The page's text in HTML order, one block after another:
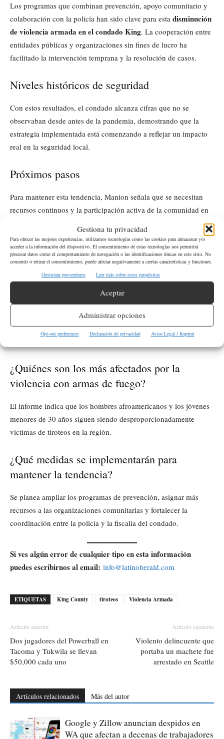
Gestiona tu privacidad
Para ofrecer las mejores experiencias, utilizamos tecnologías como las cookies para almacenar y/o
acceder a la información del dispositivo. El consentimiento de estas tecnologías nos permitirá
procesar datos como el comportamiento de navegación o las identificaciones únicas en este sitio. No
consentir o retirar el consentimiento, puede afectar negativamente a ciertas características y funciones.
Gestionar proveedores
Leer más sobre estos propósitos
Aceptar
Administrar opciones
Opt-out preferences Declaración de privacidad Aviso Legal / Imprint
Los programas que combinan prevención, apoyo comunitario y
colaboración con la policía han sido clave para esta disminución
de violencia armada en el condado King. La cooperación entre
entidades públicas y organizaciones sin fines de lucro ha
facilitado la intervención temprana y la resolución de casos.
Niveles históricos de seguridad
Con estos resultados, el condado alcanza cifras que no se
observaban desde antes de la pandemia, demostrando que la
estrategia implementada está comenzando a reflejar un impacto
real en la seguridad local.
Próximos pasos
Para mantener esta tendencia, Manion señala que se necesitan
recursos continuos y la participación activa de la comunidad en
programas de prevención, educación y seguimiento de incidentes
de armas de fuego.
¿Qué ha causado la disminución de violencia
armada en el condado King?
La disminución se atribuye a la colaboración entre fiscales,
policías y organizaciones comunitarias, así como a programas de
¿Quiénes son los más afectados por la
violencia con armas de fuego?
El informe indica que los hombres afroamericanos y los jóvenes
menores de 30 años siguen siendo desproporcionadamente
víctimas de tiroteos en la región.
¿Qué medidas se implementarán para
mantener la tendencia?
Se planea ampliar los programas de prevención, asignar más
recursos a las organizaciones comunitarias y fortalecer la
coordinación entre la policía y la fiscalía del condado.
Si ves algún error de cualquier tipo en esta información
puedes escribirnos al email: info@latinoherald.com
ETIQUETAS King County tiroteos Violencia Armada
Artículo anterior
Dos jugadores del Powerball en
Tacoma y Tukwila se llevan
$50,000 cada uno
Artículo siguiente
Violento delincuente que
portaba un machete fue
arrestado en Seattle
Artículos relacionados Más del autor
Google y Zillow anuncian despidos en
WA que afectan a decenas de trabajadores